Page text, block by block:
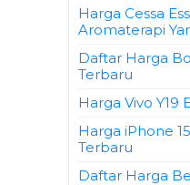
Harga Cessa
Aromaterapi
Daftar Harga
Terbaru
Harga Vivo Y19
Harga iPhone
Terbaru
Daftar Harga